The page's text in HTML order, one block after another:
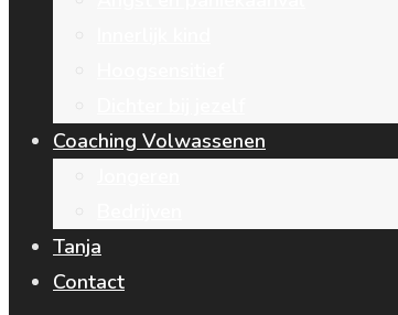
Coaching Volwassenen
Tanja
Contact